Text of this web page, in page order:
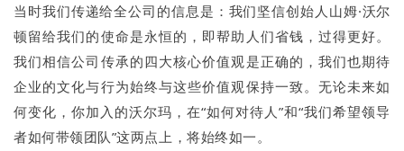
当时我们传递给全公司的信息是：我们坚信创始人山姆·沃尔
顿留给我们的使命是永恒的，即帮助人们省钱，过得更好。
我们相信公司传承的四大核心价值观是正确的，我们也期待
企业的文化与行为始终与这些价值观保持一致。无论未来如
何变化，你加入的沃尔玛，在“如何对待人”和“我们希望领导
者如何带领团队”这两点上，将始终如一。